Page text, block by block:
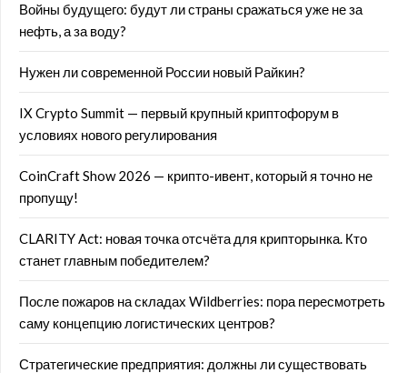
Войны будущего: будут ли страны сражаться уже не за
нефть, а за воду?
Нужен ли современной России новый Райкин?
IX Crypto Summit — первый крупный криптофорум в
условиях нового регулирования
CoinCraft Show 2026 — крипто-ивент, который я точно не
пропущу!
CLARITY Act: новая точка отсчёта для крипторынка. Кто
станет главным победителем?
После пожаров на складах Wildberries: пора пересмотреть
саму концепцию логистических центров?
Стратегические предприятия: должны ли существовать